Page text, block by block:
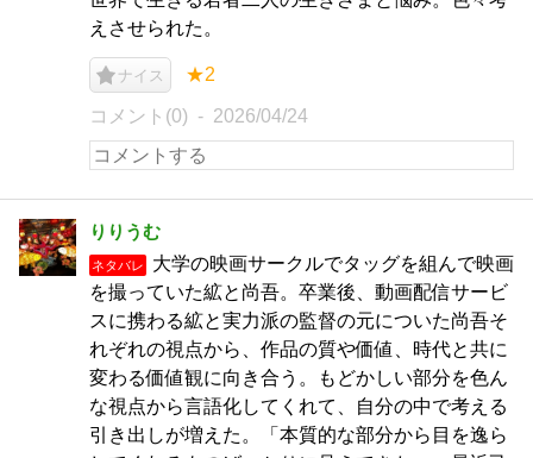
えさせられた。
ナイス ★2
コメント(0) 2026/04/24
りりうむ
ネタバレ
大学の映画サークルでタッグを組んで映画
を撮っていた絋と尚吾。卒業後、動画配信サービ
スに携わる絋と実力派の監督の元についた尚吾そ
れぞれの視点から、作品の質や価値、時代と共に
変わる価値観に向き合う。もどかしい部分を色ん
な視点から言語化してくれて、自分の中で考える
引き出しが増えた。「本質的な部分から目を逸ら